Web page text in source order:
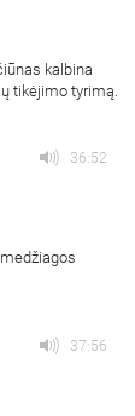
kalbina
tikėjimo tyrimą.
36:52
37:56